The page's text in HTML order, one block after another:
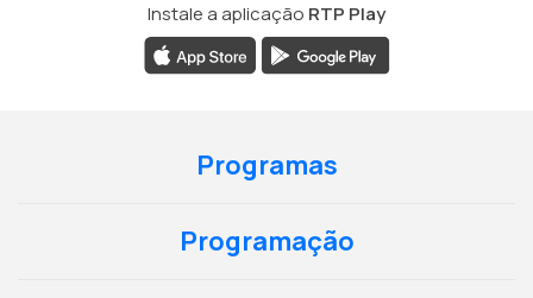
Instale a aplicação RTP Play
Programas
Programação